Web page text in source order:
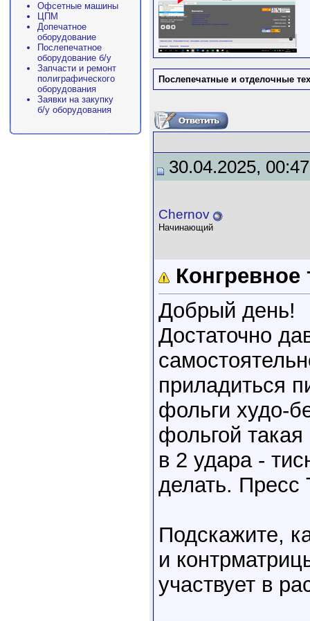
Офсетные машины
ЦПМ
Допечатное
оборудование
Послепечатное
оборудование б/у
Запчасти и ремонт
полиграфического
оборудования
Заявки на закупку
б/у оборудования
Послепечатные и отделочные
30.04.2025, 00:47
Chernov
Начинающий
Конгревное
Добрый день!
Достаточно
приладиться
фольги худо-
фольгой
в 2 удара -
делать. Пресс
Подскажите,
и
участвует в